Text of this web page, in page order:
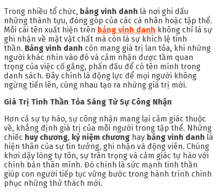
Trong nhiều tổ chức, bảng vinh danh là nơi ghi dấu
những thành tựu, đóng góp của các cá nhân hoặc tập thể.
Mỗi cái tên xuất hiện trên bảng vinh danh không chỉ là sự
ghi nhận về mặt vật chất mà còn là sự khích lệ tinh
thần. Bảng vinh danh còn mang giá trị lan tỏa, khi những
người khác nhìn vào đó và cảm nhận được tầm quan
trọng của việc cố gắng, phấn đấu để có tên mình trong
danh sách. Đây chính là động lực để mọi người không
ngừng tiến lên, cùng nhau tạo ra những giá trị mới.
Giá Trị Tinh Thần Tỏa Sáng Từ Sự Công Nhận
Hơn cả sự tự hào, sự công nhận mang lại cảm giác thuộc
về, khẳng định giá trị của mỗi người trong tập thể. Những
chiếc huy chương, kỷ niệm chương hay bảng vinh danh là
hiện thân của sự tin tưởng, ghi nhận và động viên. Chúng
khơi dậy lòng tự tôn, sự trân trọng và cảm giác tự hào với
chính bản thân mình. Đó chính là sức mạnh tinh thần
giúp con người tiếp tục vững bước trong hành trình chinh
phục những thử thách mới.